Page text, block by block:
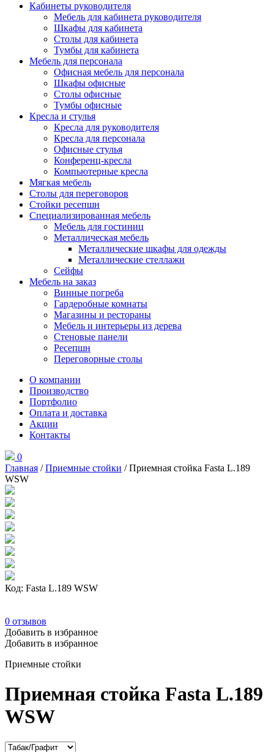
Кабинеты руководителя
Мебель для кабинета руководителя
Шкафы для кабинета
Столы для кабинета
Тумбы для кабинета
Мебель для персонала
Офисная мебель для персонала
Шкафы офисные
Столы офисные
Тумбы офисные
Кресла и стулья
Кресла для руководителя
Кресла для персонала
Офисные стулья
Конференц-кресла
Компьютерные кресла
Мягкая мебель
Столы для переговоров
Стойки ресепшн
Специализированная мебель
Мебель для гостиниц
Металлическая мебель
Металлические шкафы для одежды
Металлические стеллажи
Сейфы
Мебель на заказ
Винные погреба
Гардеробные комнаты
Магазины и рестораны
Мебель и интерьеры из дерева
Стеновые панели
Ресепшн
Переговорные столы
О компании
Производство
Портфолио
Оплата и доставка
Акции
Контакты
0
Главная /Приемные стойки / Приемная стойка Fasta L.189
WSW
Код: Fasta L.189 WSW
0 отзывов
Добавить в избранное
Добавить в избранное
Приемные стойки
Приемная стойка Fasta L.189
WSW